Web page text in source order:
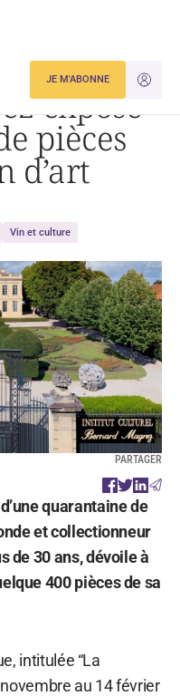
JE
JE M'ABONNE
de sa collection d’art
expose
pièces
d’art
Vin et culture
PARTAGER
quarantaine de
et collectionneur
de 30 ans, dévoile à
400 pièces de sa
intitulée “La
au 14 février